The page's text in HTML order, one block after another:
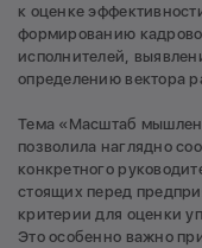
к оценке
формированию
исполнителей,
определению вектора
Тема «Масштаб
позволила наглядно
конкретного
стоящих перед
критерии для оценки
Это особенно важно